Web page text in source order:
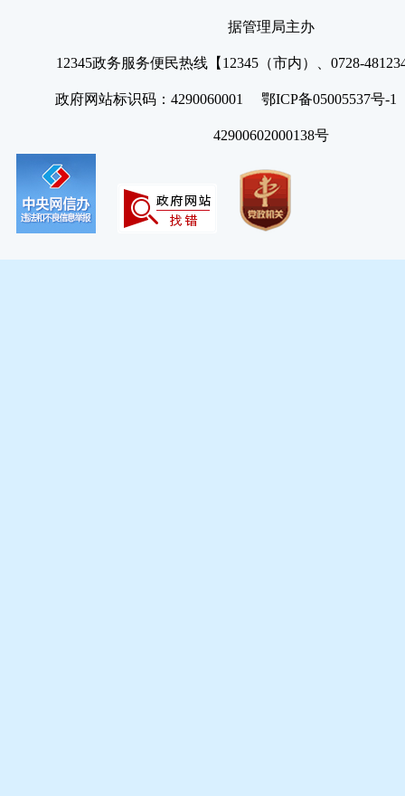
据管理局主办
12345政务服务便民热线【12345（市内）、0728-
政府网站标识码：4290060001 鄂ICP备05005537号
42900602000138号